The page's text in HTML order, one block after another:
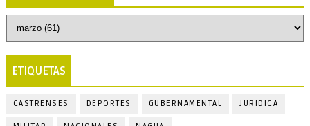
ETIQUETAS
CASTRENSES DEPORTES GUBERNAMENTAL JURIDICA